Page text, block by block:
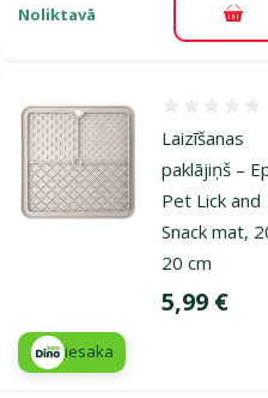
Noliktavā
Laizīšanas
paklājiņš –
Pet Lick and
Snack mat,
20 cm
Cena
5,99 €
iesaka